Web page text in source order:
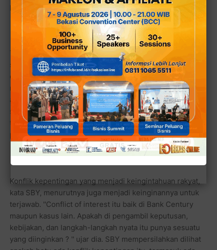
positif dan memdidik. Mari kita jauhi kekerasan,'' ujar dia.
Terkait skandal Bank Century ini, SBY mengatakan
sebagai Presiden sikapnya jelas dan terang. ''Yaitu agar
dibikin terang, yang disebut kasus bank century itu. Agar
rakyat mendapatkan kejelasan sejati. Bikin terang. Apa
adanya. Sambil saya mengingatkan pada bulan itu
sesungguhnnya September - Desember 2008, dunia
teramsuk negara kita berada dalam situasi krisis
perekonomian,'' ujar dia.
Konflik kepentingan yang menjadi keingintahuan rakyat,
kata SBY, menurutnya juga menjadi keinginannya untuk
terjawab. ''Conflict of interest itu baik di Bank Century
maupun kasus lain. Apakah di pengambil keputusan,
kebijakan, dan langkah-langkah nyata itu punya sesuatu
yang diinginkan ? '' ujar dia. SBY mempersilahkan dilihat